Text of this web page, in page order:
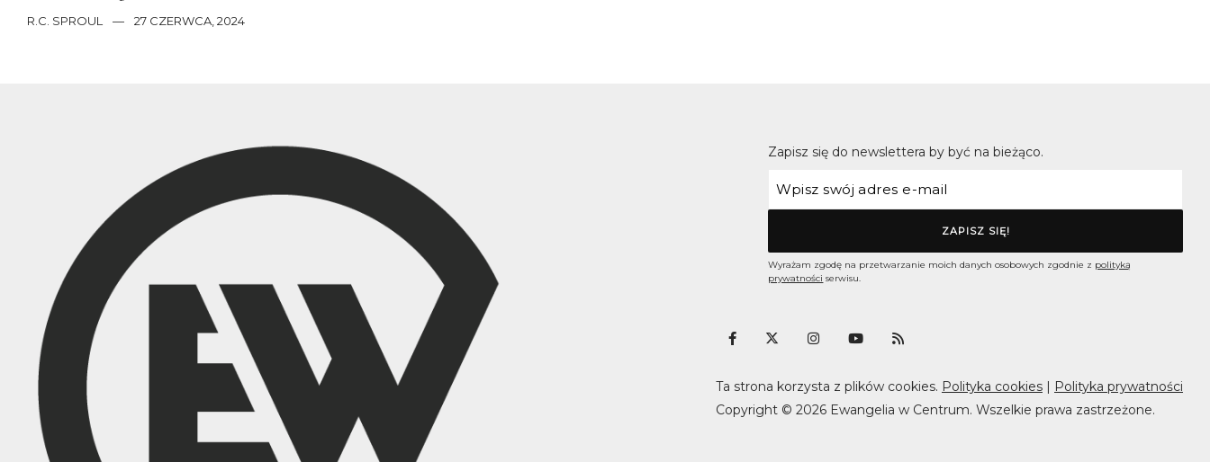
R.C. SPROUL — 27 CZERWCA, 2024
Zapisz się do newslettera by być na bieżąco.
Wyrażam zgodę na przetwarzanie moich danych osobowych zgodnie z polityką
prywatności serwisu.
Ta strona korzysta z plików cookies. Polityka cookies | Polityka prywatności
Copyright © 2026 Ewangelia w Centrum. Wszelkie prawa zastrzeżone.